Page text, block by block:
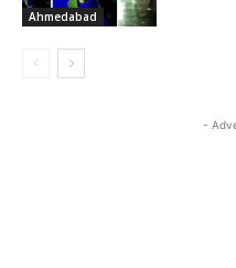
Ahmedabad
-